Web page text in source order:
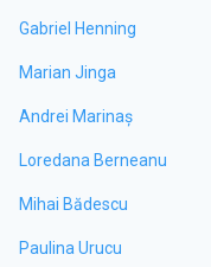
Gabriel Henning
Marian Jinga
Andrei Marinaș
Loredana Berneanu
Mihai Bădescu
Paulina Urucu